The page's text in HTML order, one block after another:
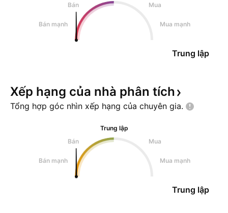
Bán
Mua
Bán mạnh Mua mạnh
Trung lập
Xếp hạng của nhà phân tích
Tổng hợp góc nhìn xếp hạng của chuyên gia.
Trung lập
Bán
Mua
Bán mạnh Mua mạnh
Trung lập